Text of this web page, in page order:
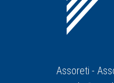
Assoreti -